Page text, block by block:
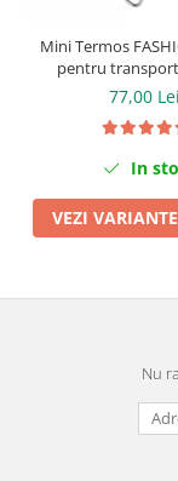
Mini Termos
pentru
77,00 Lei
In
VEZI VARIANTE
Nu